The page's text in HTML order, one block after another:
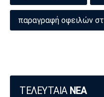
παραγραφή οφειλών
ΤΕΛΕΥΤΑΙΑ ΝΕΑ